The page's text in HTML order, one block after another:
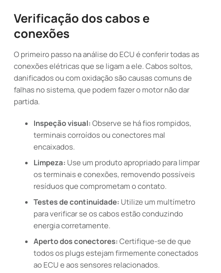
Verificação dos cabos e
conexões
O primeiro passo na análise do ECU é conferir todas as
conexões elétricas que se ligam a ele. Cabos soltos,
danificados ou com oxidação são causas comuns de
falhas no sistema, que podem fazer o motor não dar
partida.
Inspeção visual:Observe se há fios rompidos,
terminais corroídos ou conectores mal
encaixados.
Limpeza: Use um produto apropriado para limpar
os terminais e conexões, removendo possíveis
resíduos que comprometam o contato.
Testes de continuidade: Utilize um multímetro
para verificar se os cabos estão conduzindo
energia corretamente.
Aperto dos conectores:Certifique-se de que
todos os plugs estejam firmemente conectados
ao ECU e aos sensores relacionados.